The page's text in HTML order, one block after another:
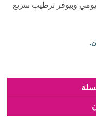
وبيوفر ترطيب سريع